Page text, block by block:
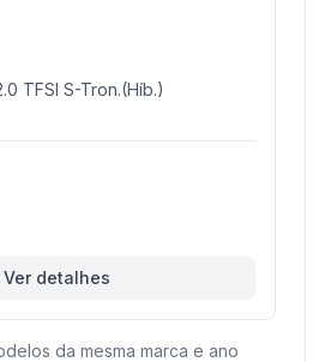
A3 Sedan S-Line 2.0 TFSI S-Tron.(Híb.)
Ver detalhes
da mesma marca e ano